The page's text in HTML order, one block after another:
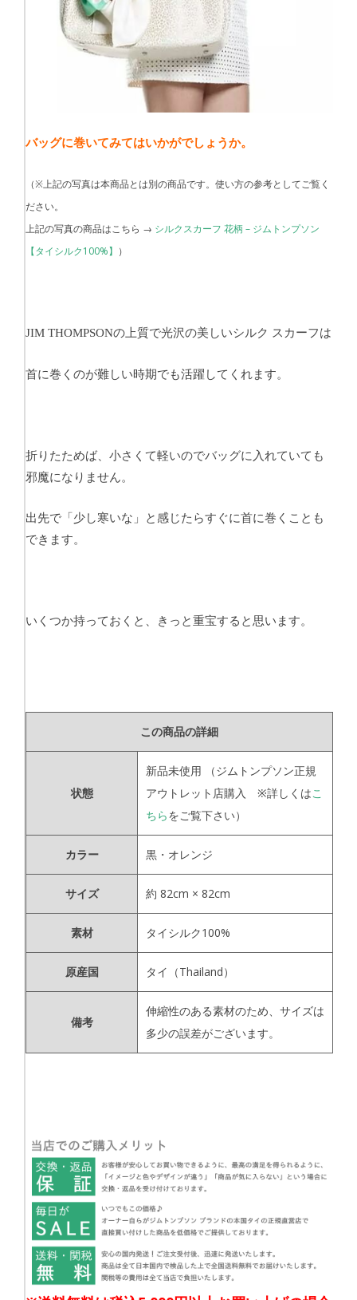
バッグに巻いてみてはいかがでしょうか。
（※上記の写真は本商品とは別の商品です。使い方の参考としてご覧く
ださい。
上記の写真の商品はこちら → シルクスカーフ 花柄 – ジムトンプソン
【タイシルク100%】 ）
JIM THOMPSONの上質で光沢の美しいシルク スカーフは
首に巻くのが難しい時期でも活躍してくれます。
折りたためば、小さくて軽いのでバッグに入れていても
邪魔になりません。
出先で「少し寒いな」と感じたらすぐに首に巻くことも
できます。
いくつか持っておくと、きっと重宝すると思います。
この商品の詳細
状態
新品未使用
（ジムトンプソン正規
アウトレット店購入 ※詳しくはこ
ちらをご覧下さい）
カラー 黒・オレンジ
サイズ 約 82cm × 82cm
素材 タイシルク100%
原産国 タイ（Thailand）
備考
伸縮性のある素材のため、サイズは
多少の誤差がございます。